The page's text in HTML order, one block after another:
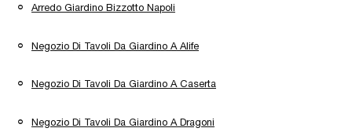
Arredo Giardino Bizzotto Napoli
Negozio Di Tavoli Da Giardino A Alife
Negozio Di Tavoli Da Giardino A Caserta
Negozio Di Tavoli Da Giardino A Dragoni